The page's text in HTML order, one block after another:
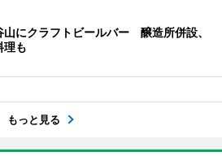
山にクラフトビールバー 醸造所併設、
理も
もっと見る